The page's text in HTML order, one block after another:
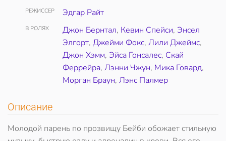
РЕЖИССЕР Эдгар Райт
В РОЛЯХ Джон Бернтал, Кевин Спейси, Энсел
Элгорт, Джейми Фокс, Лили Джеймс,
Джон Хэмм, Эйса Гонсалес, Скай
Феррейра, Лэнни Чжун, Мика Говард,
Морган Браун, Лэнс Палмер
Описание
Молодой парень по прозвищу Бейби обожает стильную